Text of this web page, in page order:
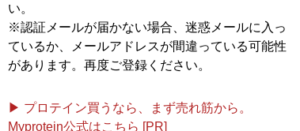
い。
※認証メールが届かない場合、迷惑メールに入っ
ているか、メールアドレスが間違っている可能性
があります。再度ご登録ください。
▶ プロテイン買うなら、まず売れ筋から。
Myprotein公式はこちら [PR]